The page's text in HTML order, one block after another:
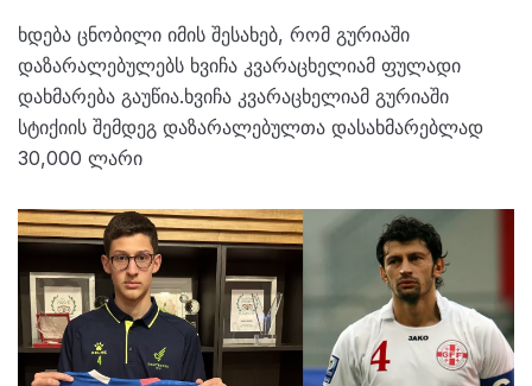
ხდება ცნობილი იმის შესახებ, რომ გურიაში
დაზარალებულებს ხვიჩა კვარაცხელიამ ფულადი
დახმარება გაუწია.ხვიჩა კვარაცხელიამ გურიაში
სტიქიის შემდეგ დაზარალებულთა დასახმარებლად
30,000 ლარი